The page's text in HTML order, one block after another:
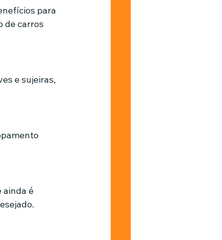
para
de carros
e sujeiras,
ainda é